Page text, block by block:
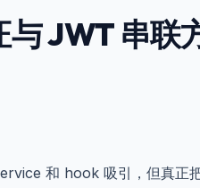
JWT 串联
和 hook 吸引，但真正